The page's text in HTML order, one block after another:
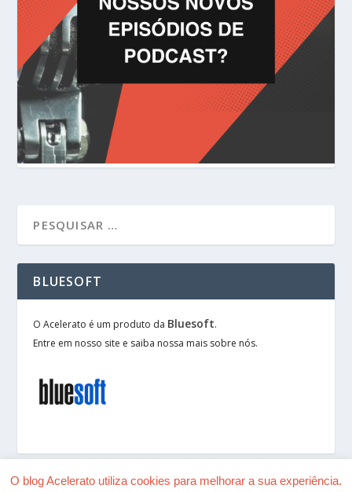
BLUESOFT
O Acelerato é um produto da Bluesoft.
Entre em nosso site e saiba nossa mais sobre nós.
O blog Acelerato utiliza cookies para melhorar a sua experiência.